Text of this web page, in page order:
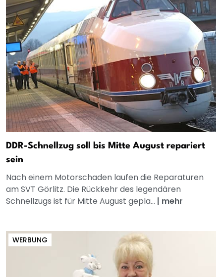
DDR-Schnellzug soll bis Mitte August repariert
sein
Nach einem Motorschaden laufen die Reparaturen
am SVT Görlitz. Die Rückkehr des legendären
Schnellzugs ist für Mitte August gepla... | mehr
WERBUNG